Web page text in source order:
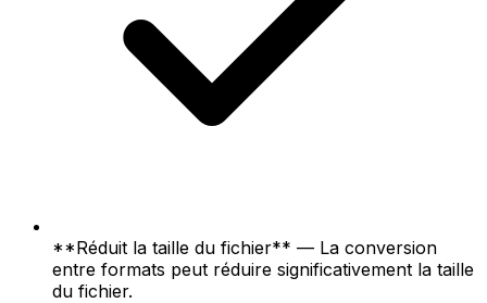
**Réduit la taille du fichier** — La conversion
entre formats peut réduire significativement la taille
du fichier.